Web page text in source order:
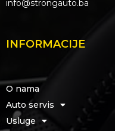
info@strongauto.ba
INFORMACIJE
O nama
Auto servis
Usluge